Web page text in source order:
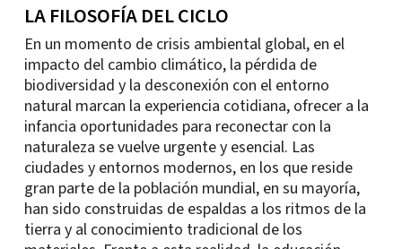
LA FILOSOFÍA DEL CICLO
En un momento de crisis ambiental global, en el
impacto del cambio climático, la pérdida de
biodiversidad y la desconexión con el entorno
natural marcan la experiencia cotidiana, ofrecer a la
infancia oportunidades para reconectar con la
naturaleza se vuelve urgente y esencial. Las
ciudades y entornos modernos, en los que reside
gran parte de la población mundial, en su mayoría,
han sido construidas de espaldas a los ritmos de la
tierra y al conocimiento tradicional de los